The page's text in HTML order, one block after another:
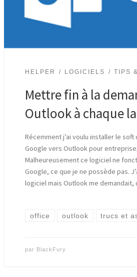
HELPER LOGICIELS TIPS
Mettre fin à la
Outlook à chaque
Récemment j’ai voulu installer le
Google vers Outlook pour
Malheureusement ce logiciel ne
Google, ce que je ne possède pas.
logiciel mais Outlook me
office outlook trucs et
par BlackFury